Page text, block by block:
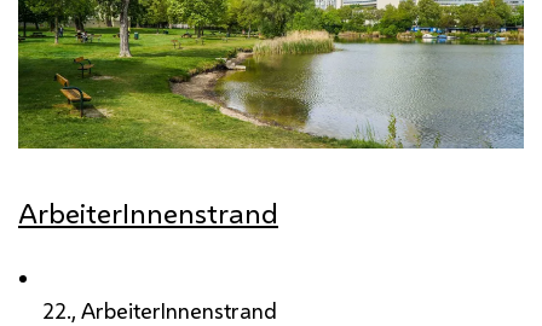
ArbeiterInnenstrand
22., ArbeiterInnenstrand